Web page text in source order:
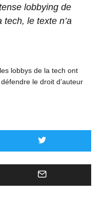
lobbying de
le texte n’a
lobbys de la tech ont
le droit d’auteur